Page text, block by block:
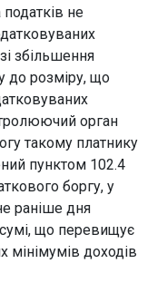
не
збільшення
до розміру, що
орган
такому платнику
пунктом 102.4
боргу, у
раніше дня
що перевищує
мінімумів доходів